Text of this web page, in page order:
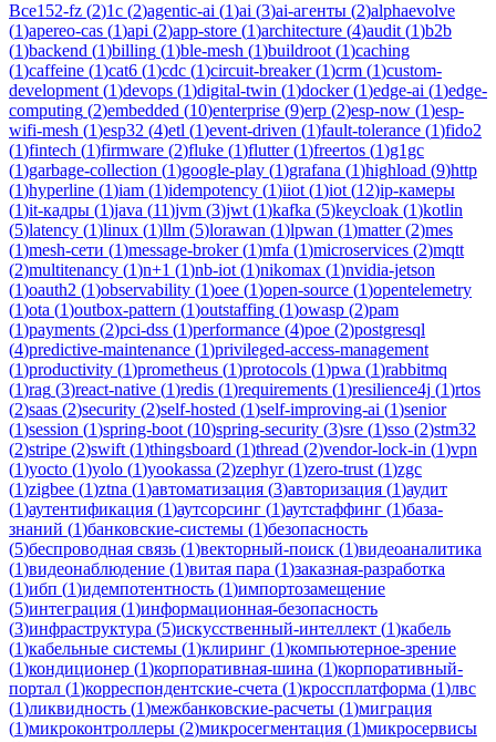
Все152-fz (2)1c (2)agentic-ai (1)ai (3)ai-агенты (2)alphaevolve
(1)apereo-cas (1)api (2)app-store (1)architecture (4)audit (1)b2b
(1)backend (1)billing (1)ble-mesh (1)buildroot (1)caching
(1)caffeine (1)cat6 (1)cdc (1)circuit-breaker(1)crm (1)custom-
development (1)devops (1)digital-twin (1)docker(1)edge-ai (1)edge-
computing (2)embedded (10)enterprise (9)erp (2)esp-now (1)esp-
wifi-mesh (1)esp32 (4)etl (1)event-driven (1)fault-tolerance (1)fido2
(1)fintech (1)firmware (2)fluke (1)flutter(1)freertos (1)g1gc
(1)garbage-collection (1)google-play (1)grafana (1)highload (9)http
(1)hyperline (1)iam (1)idempotency (1)iiot (1)iot (12)ip-камеры
(1)it-кадры (1)java (11)jvm (3)jwt (1)kafka (5)keycloak (1)kotlin
(5)latency (1)linux (1)llm (5)lorawan (1)lpwan (1)matter(2)mes
(1)mesh-сети (1)message-broker(1)mfa (1)microservices (2)mqtt
(2)multitenancy (1)n+1 (1)nb-iot (1)nikomax (1)nvidia-jetson
(1)oauth2 (1)observability (1)oee (1)open-source (1)opentelemetry
(1)ota (1)outbox-pattern (1)outstaffing (1)owasp (2)pam
(1)payments (2)pci-dss (1)performance (4)poe (2)postgresql
(4)predictive-maintenance (1)privileged-access-management
(1)productivity (1)prometheus (1)protocols (1)pwa (1)rabbitmq
(1)rag (3)react-native (1)redis (1)requirements (1)resilience4j (1)rtos
(2)saas (2)security (2)self-hosted (1)self-improving-ai (1)senior
(1)session (1)spring-boot (10)spring-security (3)sre (1)sso (2)stm32
(2)stripe (2)swift (1)thingsboard (1)thread (2)vendor-lock-in (1)vpn
(1)yocto (1)yolo (1)yookassa (2)zephyr(1)zero-trust (1)zgc
(1)zigbee (1)ztna (1)автоматизация (3)авторизация (1)аудит
(1)аутентификация (1)аутсорсинг (1)аутстаффинг (1)база-
знаний (1)банковские-системы (1)безопасность
(5)беспроводная связь (1)векторный-поиск (1)видеоаналитика
(1)видеонаблюдение (1)витая пара (1)заказная-разработка
(1)ибп (1)идемпотентность (1)импортозамещение
(5)интеграция (1)информационная-безопасность
(3)инфраструктура (5)искусственный-интеллект (1)кабель
(1)кабельные системы (1)клиринг (1)компьютерное-зрение
(1)кондиционер (1)корпоративная-шина (1)корпоративный-
портал (1)корреспондентские-счета (1)кроссплатформа (1)лвс
(1)ликвидность (1)межбанковские-расчеты (1)миграция
(1)микроконтроллеры (2)микросегментация (1)микросервисы